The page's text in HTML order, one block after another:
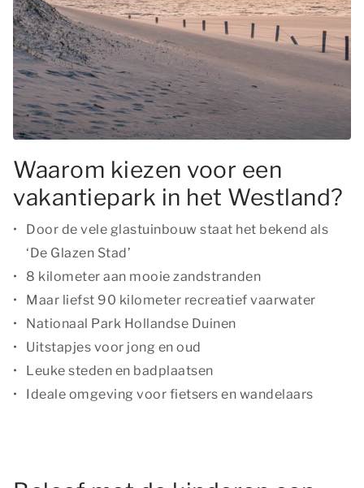
Waarom kiezen voor een
vakantiepark in het Westland?
Door de vele glastuinbouw staat het bekend als
‘De Glazen Stad’
8 kilometer aan mooie zandstranden
Maar liefst 90 kilometer recreatief vaarwater
Nationaal Park Hollandse Duinen
Uitstapjes voor jong en oud
Leuke steden en badplaatsen
Ideale omgeving voor fietsers en wandelaars